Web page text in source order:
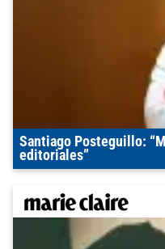
Santiago Posteguillo:
editoriales”